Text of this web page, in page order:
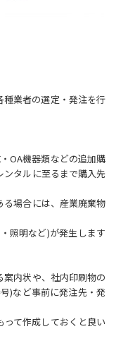
種業者の選定・発注を行
OA機器類などの追加購
ンタルに至るまで購入先
る場合には、産業廃棄物
照明など)が発生します
内状や、社内印刷物の
)など事前に発注先・発
て作成しておくと良い